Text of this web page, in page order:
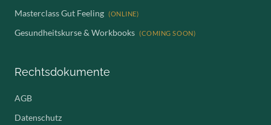
Masterclass Gut Feeling (ONLINE)
Gesundheitskurse & Workbooks (COMING SOON)
Rechtsdokumente
AGB
Datenschutz